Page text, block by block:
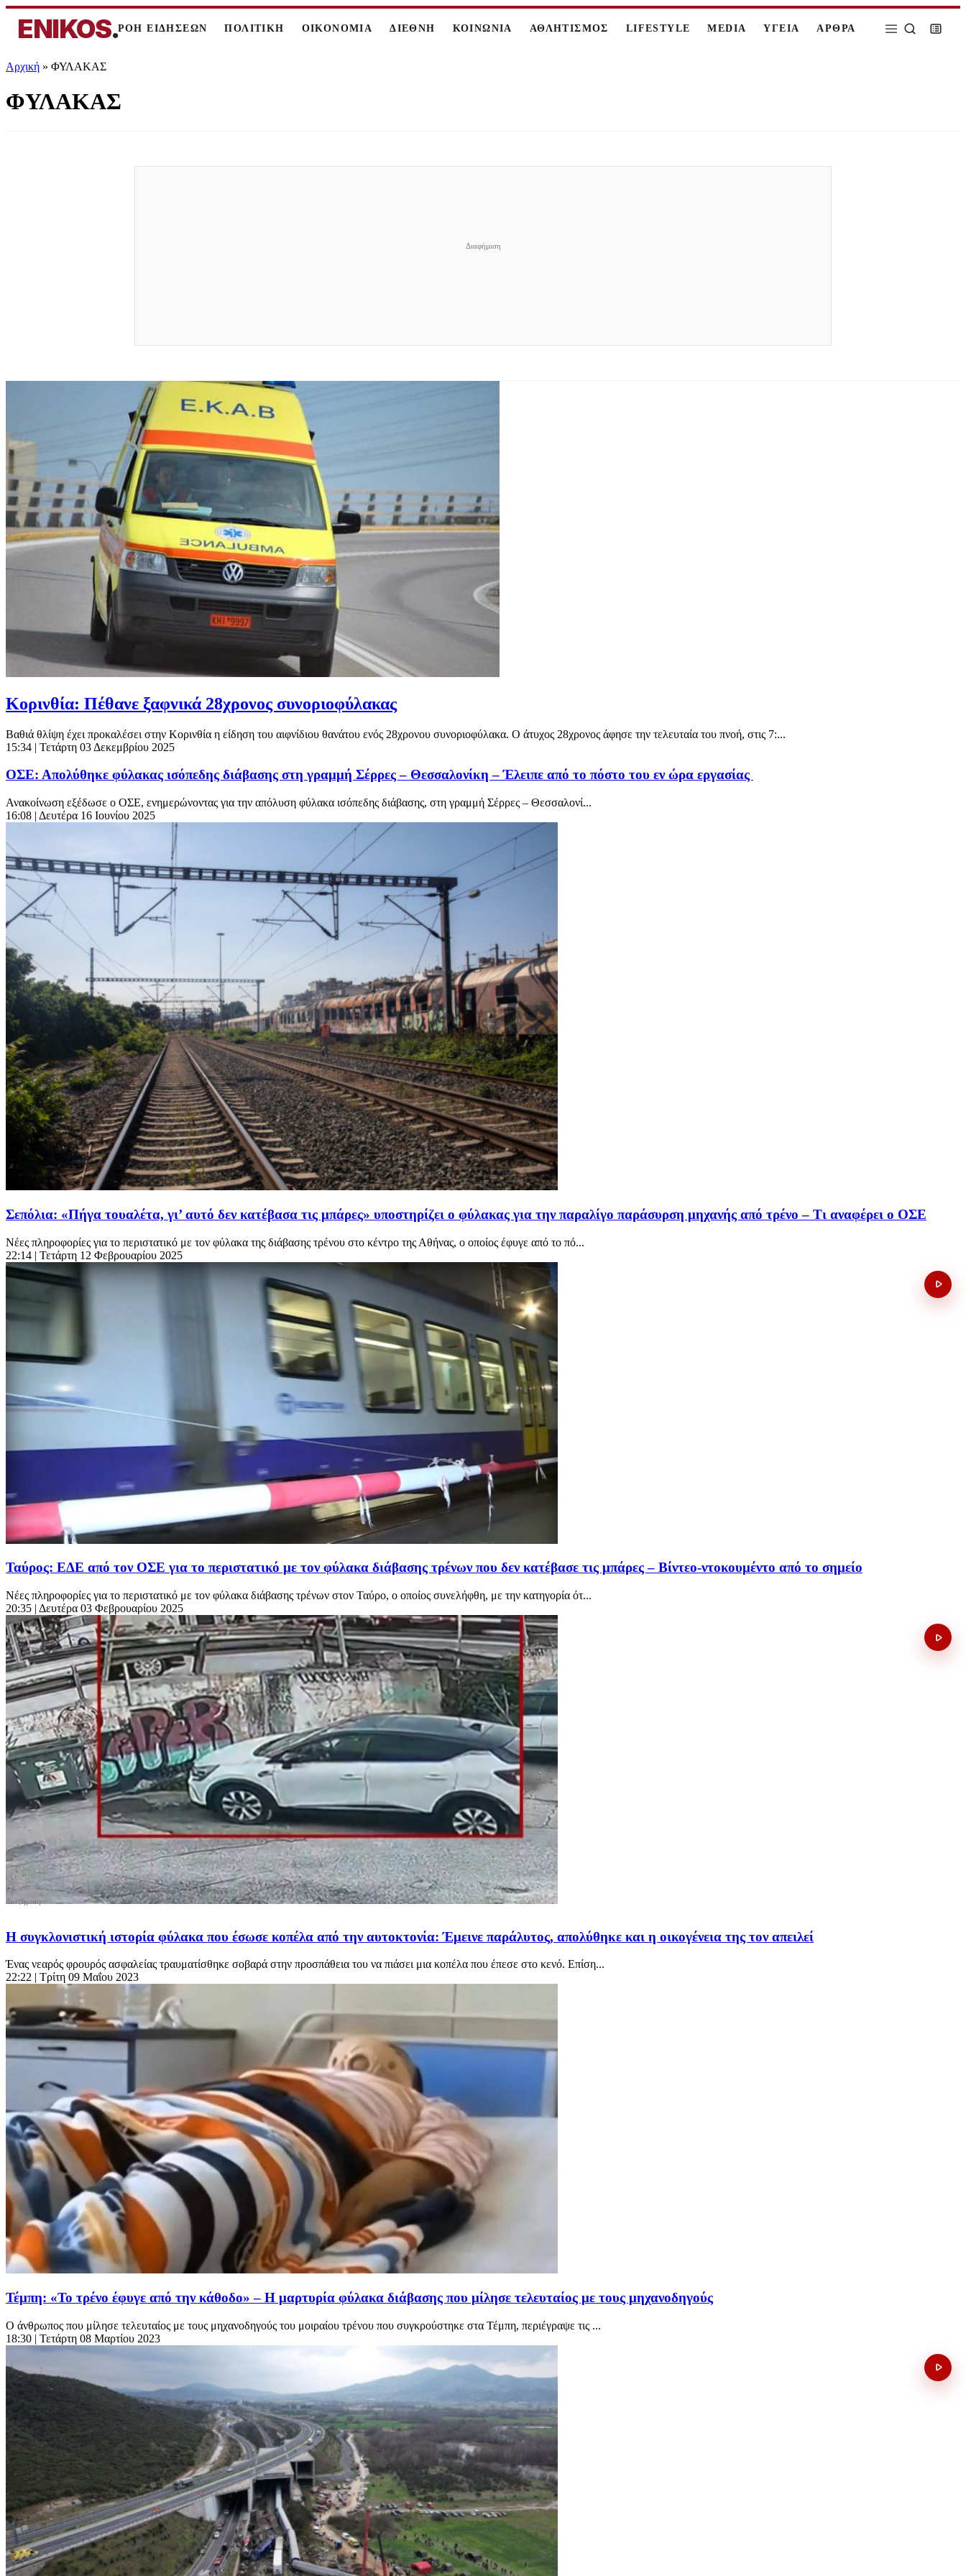
ENIKOS.ΡΟΗ ΕΙΔΗΣΕΩΝ ΠΟΛΙΤΙΚΗ ΟΙΚΟΝΟΜΙΑ ΔΙΕΘΝΗ ΚΟΙΝΩΝΙΑ ΑΘΛΗΤΙΣΜΟΣ LIFESTYLE MEDIA ΥΓΕΙΑ ΑΡΘΡΑ
Αρχική » ΦΥΛΑΚΑΣ
ΦΥΛΑΚΑΣ
Κορινθία: Πέθανε ξαφνικά 28χρονος συνοριοφύλακας
Βαθιά θλίψη έχει προκαλέσει στην Κορινθία η είδηση του αιφνίδιου θανάτου ενός 28χρονου συνοριοφύλακα. Ο άτυχος 28χρονος άφησε την τελευταία του πνοή, στις 7:...
15:34 | Τετάρτη 03 Δεκεμβρίου 2025
ΟΣΕ: Απολύθηκε φύλακας ισόπεδης διάβασης στη γραμμή Σέρρες – Θεσσαλονίκη – Έλειπε από το πόστο του εν ώρα εργασίας
Ανακοίνωση εξέδωσε ο ΟΣΕ, ενημερώνοντας για την απόλυση φύλακα ισόπεδης διάβασης, στη γραμμή Σέρρες – Θεσσαλονί...
16:08 | Δευτέρα 16 Ιουνίου 2025
Σεπόλια: «Πήγα τουαλέτα, γι’ αυτό δεν κατέβασα τις μπάρες» υποστηρίζει ο φύλακας για την παραλίγο παράσυρση μηχανής από τρένο – Τι αναφέρει ο ΟΣΕ
Νέες πληροφορίες για το περιστατικό με τον φύλακα της διάβασης τρένου στο κέντρο της Αθήνας, ο οποίος έφυγε από το πό...
22:14 | Τετάρτη 12 Φεβρουαρίου 2025
Ταύρος: ΕΔΕ από τον ΟΣΕ για το περιστατικό με τον φύλακα διάβασης τρένων που δεν κατέβασε τις μπάρες – Βίντεο-ντοκουμέντο από το σημείο
Νέες πληροφορίες για το περιστατικό με τον φύλακα διάβασης τρένων στον Ταύρο, ο οποίος συνελήφθη, με την κατηγορία ότ...
20:35 | Δευτέρα 03 Φεβρουαρίου 2025
Η συγκλονιστική ιστορία φύλακα που έσωσε κοπέλα από την αυτοκτονία: Έμεινε παράλυτος, απολύθηκε και η οικογένεια της τον απειλεί
Ένας νεαρός φρουρός ασφαλείας τραυματίσθηκε σοβαρά στην προσπάθεια του να πιάσει μια κοπέλα που έπεσε στο κενό. Επίση...
22:22 | Τρίτη 09 Μαΐου 2023
Τέμπη: «Το τρένο έφυγε από την κάθοδο» – Η μαρτυρία φύλακα διάβασης που μίλησε τελευταίος με τους μηχανοδηγούς
Ο άνθρωπος που μίλησε τελευταίος με τους μηχανοδηγούς του μοιραίου τρένου που συγκρούστηκε στα Τέμπη, περιέγραψε τις ...
18:30 | Τετάρτη 08 Μαρτίου 2023